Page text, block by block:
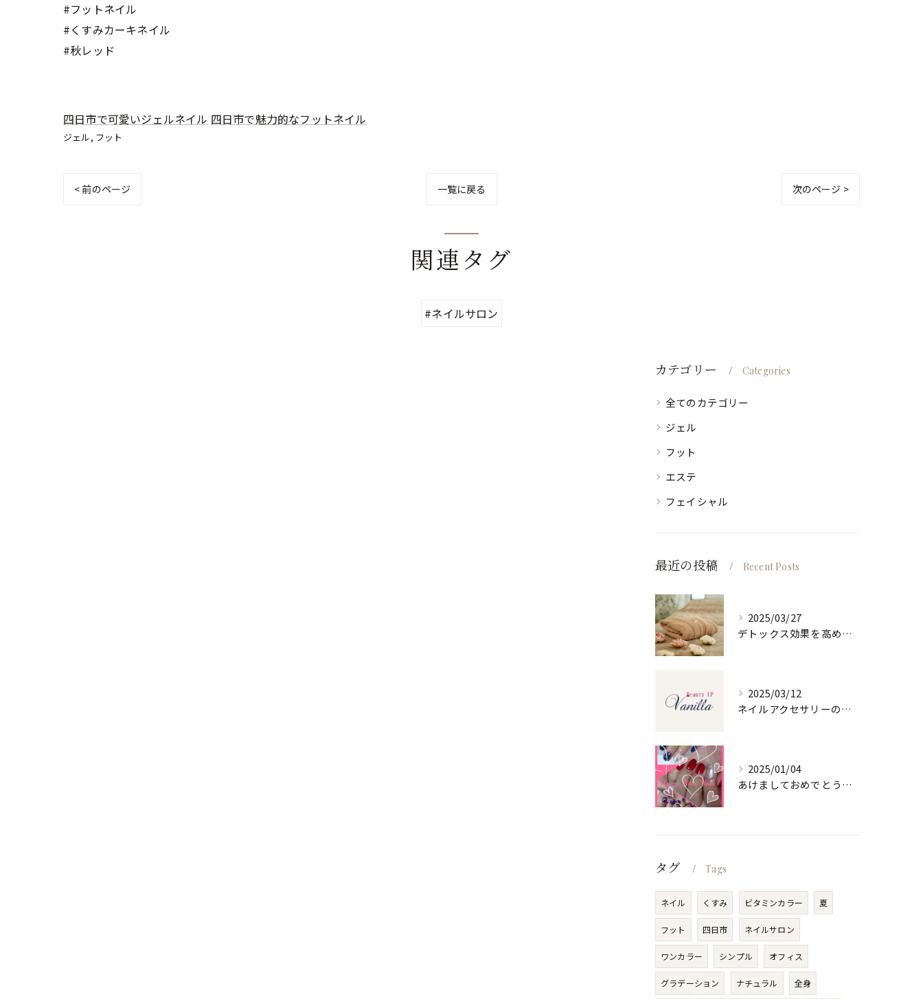
#フットネイル
#くすみカーキネイル
#秋レッド
四日市で可愛いジェルネイル 四日市で魅力的なフットネイル
ジェル フット
< 前のページ 一覧に戻る 次のページ >
関連タグ
#ネイルサロン
カテゴリー Categories
全てのカテゴリー
ジェル
フット
エステ
フェイシャル
最近の投稿 Recent Posts
2025/03/27
デトックス効果を高めるホルミシスリンパエステ
2025/03/12
ネイルアクセサリーの魅力と選び方
2025/01/04
あけましておめでとうございます
タグ Tags
ネイル くすみ ビタミンカラー 夏
フット 四日市 ネイルサロン
ワンカラー シンプル オフィス
グラデーション ナチュラル 全身